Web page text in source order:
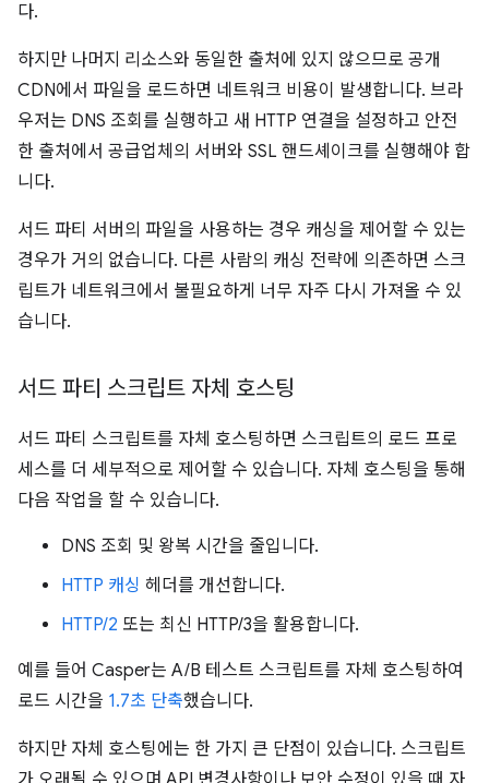
다.
하지만 나머지 리소스와 동일한 출처에 있지 않으므로 공개
CDN에서 파일을 로드하면 네트워크 비용이 발생합니다. 브라
우저는 DNS 조회를 실행하고 새 HTTP 연결을 설정하고 안전
한 출처에서 공급업체의 서버와 SSL 핸드셰이크를 실행해야 합
니다.
서드 파티 서버의 파일을 사용하는 경우 캐싱을 제어할 수 있는
경우가 거의 없습니다. 다른 사람의 캐싱 전략에 의존하면 스크
립트가 네트워크에서 불필요하게 너무 자주 다시 가져올 수 있
습니다.
서드 파티 스크립트 자체 호스팅
서드 파티 스크립트를 자체 호스팅하면 스크립트의 로드 프로
세스를 더 세부적으로 제어할 수 있습니다. 자체 호스팅을 통해
다음 작업을 할 수 있습니다.
DNS 조회 및 왕복 시간을 줄입니다.
HTTP 캐싱 헤더를 개선합니다.
HTTP/2 또는 최신 HTTP/3을 활용합니다.
예를 들어 Casper는 A/B 테스트 스크립트를 자체 호스팅하여
로드 시간을 1.7초 단축했습니다.
하지만 자체 호스팅에는 한 가지 큰 단점이 있습니다. 스크립트